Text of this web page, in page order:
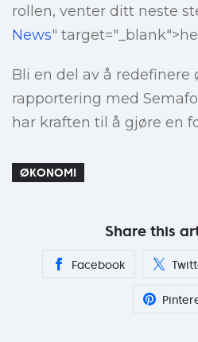
rollen, venter ditt neste
News"
Bli en del av å redefinere
rapportering med
har kraften til å gjøre en
ØKONOMI
Share this
Facebook